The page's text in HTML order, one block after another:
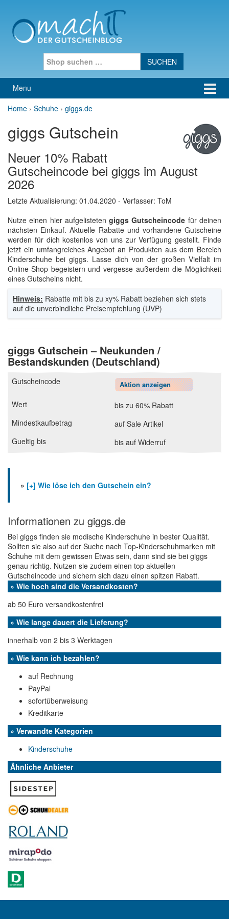
Menu
Home › Schuhe › giggs.de
giggs Gutschein
Neuer 10% Rabatt
Gutscheincode bei giggs im August
2026
Letzte Aktualisierung: 01.04.2020 - Verfasser: ToM
Nutze einen hier aufgelistetengiggs Gutscheincode für deinen
nächsten Einkauf. Aktuelle Rabatte und vorhandene Gutscheine
werden für dich kostenlos von uns zur Verfügung gestellt. Finde
jetzt ein umfangreiches Angebot an Produkten aus dem Bereich
Kinderschuhe bei giggs. Lasse dich von der großen Vielfalt im
Online-Shop begeistern und vergesse außerdem die Möglichkeit
eines Gutscheins nicht.
Hinweis: Rabatte mit bis zu xy% Rabatt beziehen sich stets
auf die unverbindliche Preisempfehlung (UVP)
giggs Gutschein – Neukunden /
Bestandskunden (Deutschland)
Aktion anzeigen
bis zu 60% Rabatt
auf Sale Artikel
bis auf Widerruf
» [+] Wie löse ich den Gutschein ein?
Informationen zu giggs.de
Bei giggs finden sie modische Kinderschuhe in bester Qualität.
Sollten sie also auf der Suche nach Top-Kinderschuhmarken mit
Schuhe mit dem gewissen Etwas sein, dann sind sie bei giggs
genau richtig. Nutzen sie zudem einen top aktuellen
Gutscheincode und sichern sich dazu einen spitzen Rabatt.
» Wie hoch sind die Versandkosten?
ab 50 Euro versandkostenfrei
» Wie lange dauert die Lieferung?
innerhalb von 2 bis 3 Werktagen
» Wie kann ich bezahlen?
auf Rechnung
PayPal
sofortüberweisung
Kreditkarte
» Verwandte Kategorien
Kinderschuhe
Ähnliche Anbieter